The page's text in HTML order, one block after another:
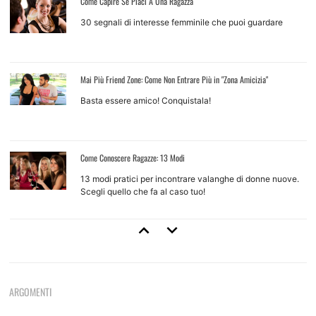
30 segnali di interesse femminile che puoi guardare
Mai Più Friend Zone: Come Non Entrare Più in "Zona Amicizia"
Basta essere amico! Conquistala!
Come Conoscere Ragazze: 13 Modi
13 modi pratici per incontrare valanghe di donne nuove.
Scegli quello che fa al caso tuo!
Come Approcciare Una Ragazza
ARGOMENTI